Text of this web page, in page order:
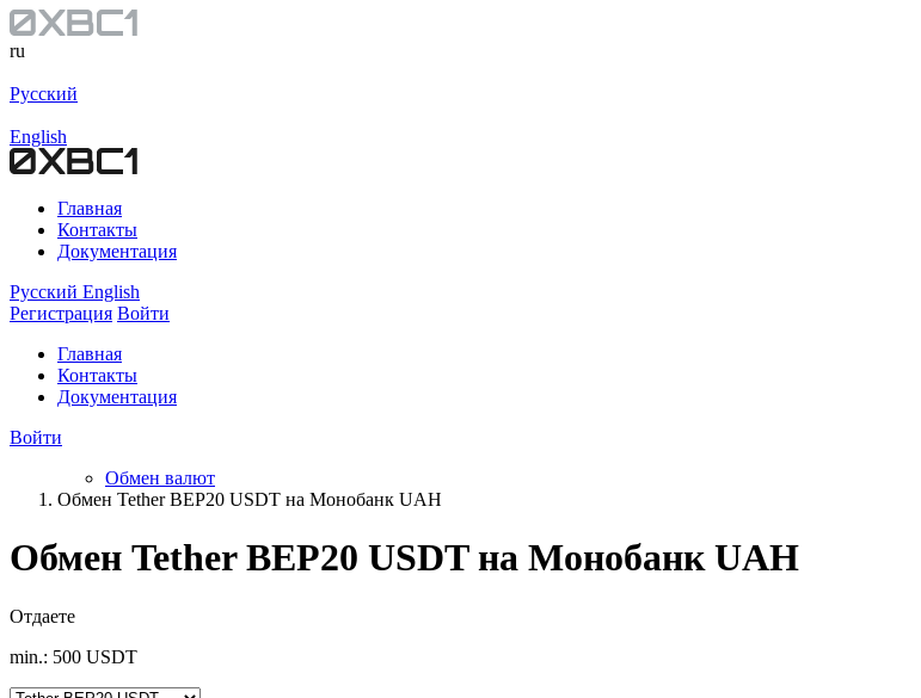
ru
Русский
English
Главная
Контакты
Документация
Русский English
Регистрация Войти
Главная
Контакты
Документация
Войти
Обмен валют
Обмен Tether BEP20 USDT на Монобанк UAH
Обмен Tether BEP20 USDT на Монобанк UAH
Отдаете
min.: 500 USDT